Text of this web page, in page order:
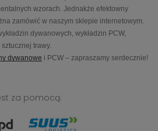
wzorach. Jednakże efektowny
zamówić w naszym sklepie internetowym.
dywanowych, wykładzin PCW,
trawy.
dywanowe i PCW – zapraszamy serdecznie!
za pomocą: